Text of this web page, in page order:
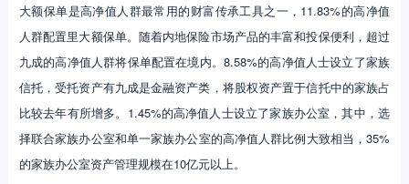
大额保单是高净值人群最常用的财富传承工具之一，11.83%的高净值
人群配置里大额保单。随着内地保险市场产品的丰富和投保便利，超过
九成的高净值人群将保单配置在境内。8.58%的高净值人士设立了家族
信托，受托资产有九成是金融资产类，将股权资产置于信托中的家族占
比较去年有所增多。1.45%的高净值人士设立了家族办公室，其中，选
择联合家族办公室和单一家族办公室的高净值人群比例大致相当，35%
的家族办公室资产管理规模在10亿元以上。